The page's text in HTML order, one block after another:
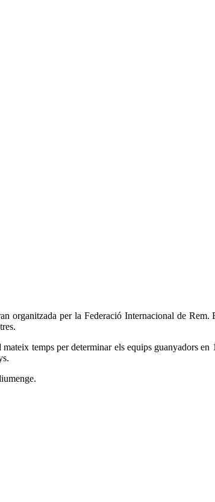
organitzada per la Federació Internacional de
temps per determinar els equips guanyadors